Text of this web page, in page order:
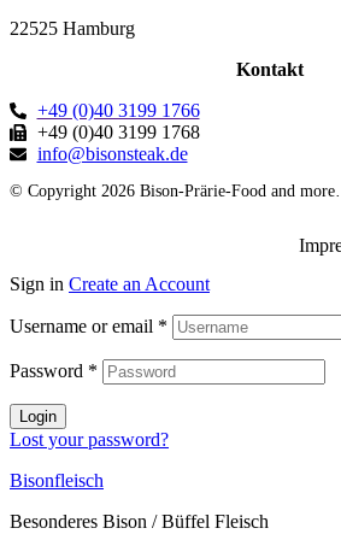
22525 Hamburg
Kontakt
+49 (0)40 3199 1766
+49 (0)40 3199 1768
info@bisonsteak.de
© Copyright 2026 Bison-Prärie-Food and
Sign in Create an Account
Username or email *
Password *
Login
Lost your password?
Bisonfleisch
Besonderes Bison / Büffel Fleisch